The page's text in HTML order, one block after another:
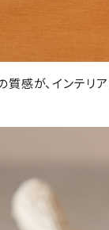
質感が、インテリ